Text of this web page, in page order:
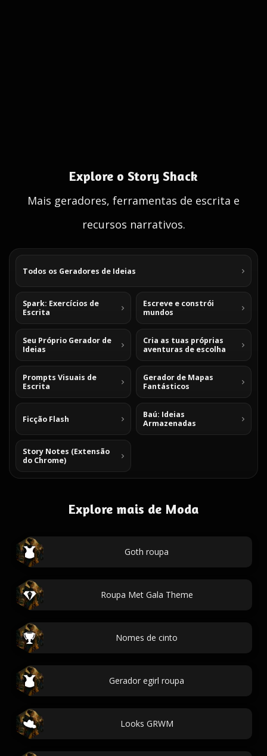
Explore o Story Shack
Mais geradores, ferramentas de escrita e
recursos narrativos.
Todos os Geradores de Ideias
Spark: Exercícios de
Escrita
Escreve e constrói
mundos
Seu Próprio Gerador de
Ideias
Cria as tuas próprias
aventuras de escolha
Prompts Visuais de
Escrita
Gerador de Mapas
Fantásticos
Ficção Flash
Baú: Ideias
Armazenadas
Story Notes (Extensão
do Chrome)
Explore mais de Moda
Goth roupa
Roupa Met Gala Theme
Nomes de cinto
Gerador egirl roupa
Looks GRWM